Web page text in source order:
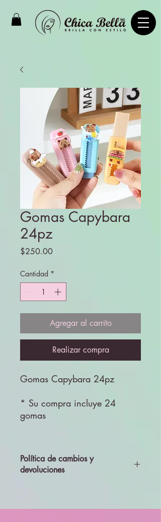
Gomas Capybara
24pz
$250.00Precio
Cantidad *
Agregar al carrito
Realizar compra
Gomas Capybara 24pz
* Su compra incluye 24
gomas
Política de cambios y
devoluciones
aceptará cambios ni devolciones